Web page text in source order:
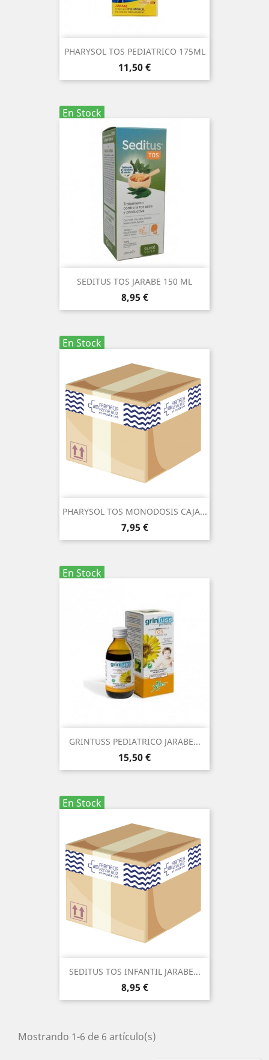
PHARYSOL TOS PEDIATRICO 175ML
Precio
11,50 €
En Stock
SEDITUS TOS JARABE 150 ML
Precio
8,95 €
En Stock
PHARYSOL TOS MONODOSIS CAJA...
Precio
7,95 €
En Stock
GRINTUSS PEDIATRICO JARABE...
Precio
15,50 €
En Stock
SEDITUS TOS INFANTIL JARABE...
Precio
8,95 €
Mostrando 1-6 de 6 artículo(s)